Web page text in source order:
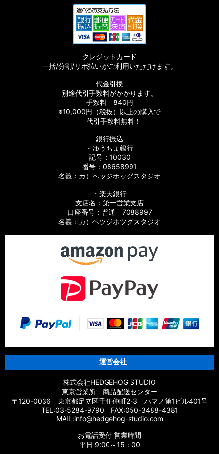
クレジットカード
一括/分割/リボ払いがご利用いただけます。
代金引換
別途代引手数料がかかります。
手数料 840円
※10,000円（税抜）以上の購入で
代引手数料無料！
銀行振込
・ゆうちょ銀行
記号：10030
番号：08658991
名義：カ）ヘッジホッグスタジオ
・楽天銀行
支店名：第一営業支店
口座番号：普通 7088997
名義：カ）ヘツジホツグスタジオ
運営会社
株式会社HEDGEHOG STUDIO
東京営業所 商品配送センター
〒120-0036 東京都足立区千住仲町2-3 ハマノ第1ビル401号
TEL:03-5284-9790 FAX:050-3488-4381
MAIL:info@hedgehog-studio.com
お電話受付 営業時間
平日 9:00～15：00